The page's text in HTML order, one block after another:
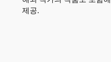
제공.